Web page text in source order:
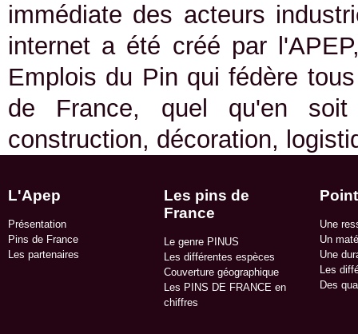
immédiate des acteurs
internet a été créé par
Emplois du Pin qui fédère
de France, quel qu'en soit
construction, décoration,
L'Apep
Présentation
Pins de France
Les partenaires
Les pins de
France
Le genre PINUS
Les différentes espèces
Couverture géographique
Les PINS DE FRANCE en
chiffres
Une
Un
Une
Les
Des